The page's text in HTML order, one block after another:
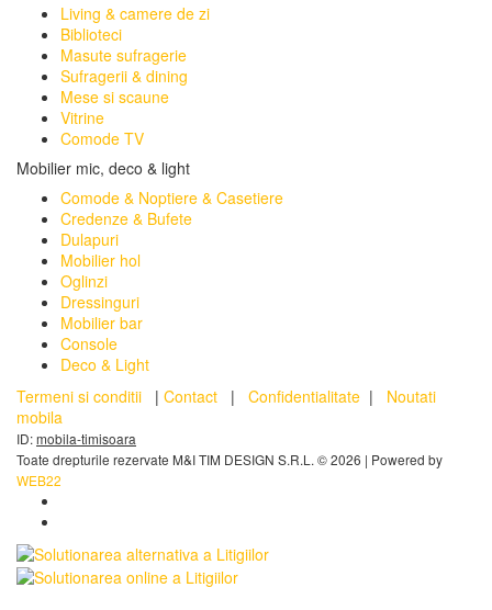
Living & camere de zi
Biblioteci
Masute sufragerie
Sufragerii & dining
Mese si scaune
Vitrine
Comode TV
Mobilier mic, deco & light
Comode & Noptiere & Casetiere
Credenze & Bufete
Dulapuri
Mobilier hol
Oglinzi
Dressinguri
Mobilier bar
Console
Deco & Light
Termeni si conditii | Contact | Confidentialitate | Noutati
mobila
ID:mobila-timisoara
Toate drepturile rezervate M&I TIM DESIGN S.R.L. © 2026 | Powered by
WEB22